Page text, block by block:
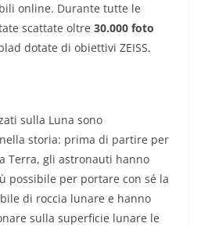
online. Durante tutte le
scattate oltre 30.000 foto
dotate di obiettivi ZEISS.
sulla Luna sono
storia: prima di partire per
Terra, gli astronauti hanno
possibile per portare con sé la
di roccia lunare e hanno
sulla superficie lunare le